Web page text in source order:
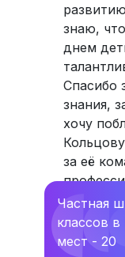
знаю,
днем
Спасибо
знания,
хочу
за её
Желаю
работе,
Частная
классов
мест - 20